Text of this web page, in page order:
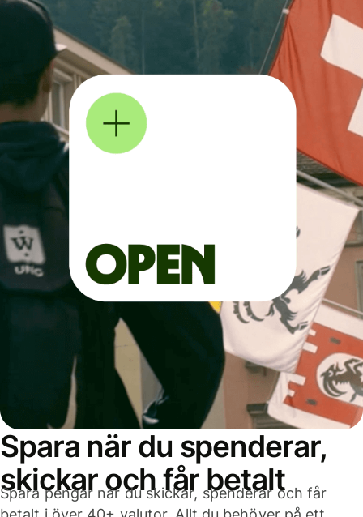
Spara när du spenderar,
skickar och får betalt
Spara pengar när du skickar, spenderar och får